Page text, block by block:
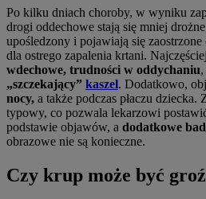
Po kilku dniach choroby, w wyniku
drogi oddechowe stają się mniej
upośledzony i pojawiają się
dla ostrego zapalenia krtani.
wdechowe, trudności w oddychaniu
„szczekający” kaszel. Dodatkowo,
nocy, a także podczas płaczu
typowy, co pozwala lekarzowi
podstawie objawów, a dodatkowe
obrazowe nie są konieczne.
Czy krup może być